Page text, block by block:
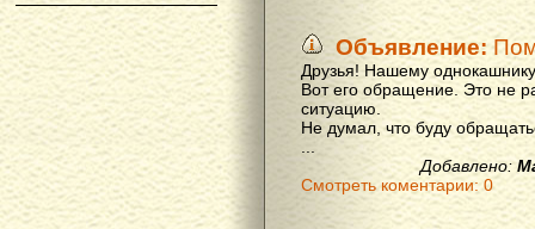
Объявление:
Друзья! Нашему
Вот его обращение. Это не
ситуацию.
Не думал, что буду
Добавлено:
Смотреть коментарии: 0